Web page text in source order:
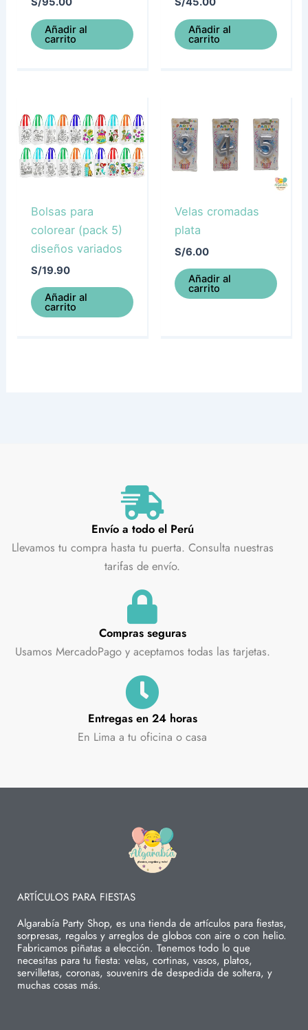
Añadir al
carrito
Añadir al
carrito
Bolsas para
colorear (pack 5)
diseños variados
S/19.90
Añadir al
carrito
Velas cromadas
plata
S/6.00
Añadir al
carrito
Envío a todo el Perú
Llevamos tu compra hasta tu puerta. Consulta nuestras
tarifas de envío.
Compras seguras
Usamos MercadoPago y aceptamos todas las tarjetas.
Entregas en 24 horas
En Lima a tu oficina o casa
ARTÍCULOS PARA FIESTAS
Algarabía Party Shop, es una tienda de artículos para fiestas,
sorpresas, regalos y arreglos de globos con aire o con helio.
Fabricamos piñatas a elección. Tenemos todo lo que
necesitas para tu fiesta: velas, cortinas, vasos, platos,
servilletas, coronas, souvenirs de despedida de soltera, y
muchas cosas más.